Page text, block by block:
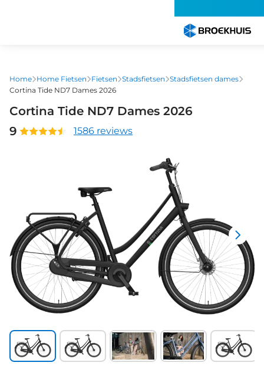
gaan
Home Home Fietsen Fietsen Stadsfietsen Stadsfietsen dames
Cortina Tide ND7 Dames 2026
Cortina Tide ND7 Dames 2026
9
1586 reviews